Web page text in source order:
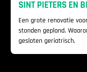
SINT PIETERS EN
Een grote renovatie
stonden gepland.
gesloten geriatrisch.